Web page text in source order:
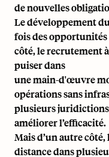
de nouvelles
Le développement
fois des opportunités
côté, le recrutement
puiser dans
une main-d'œuvre
opérations sans
plusieurs
améliorer l’efficacité.
Mais d’un autre
distance dans